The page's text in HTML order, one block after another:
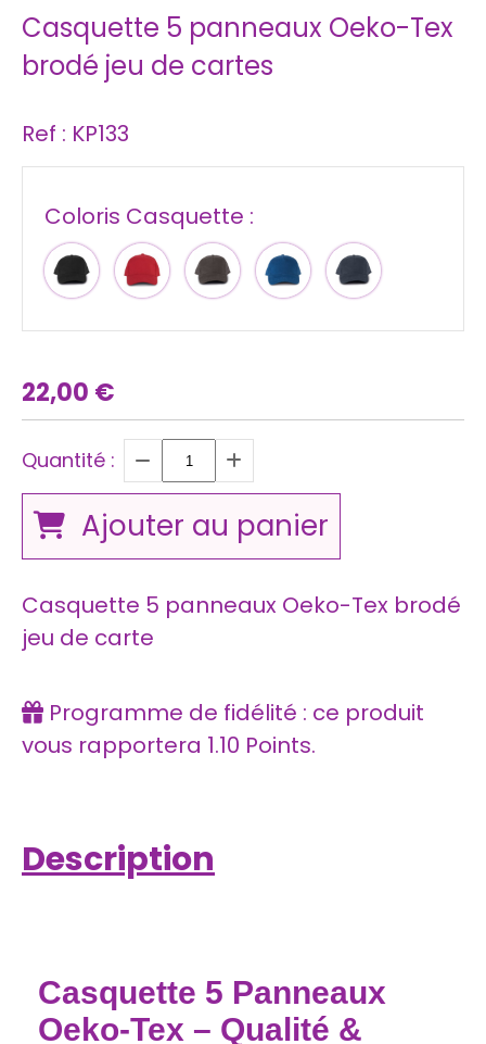
Casquette 5 panneaux Oeko-Tex
brodé jeu de cartes
Ref : KP133
Coloris Casquette :
22,00 €
Quantité :
Ajouter au panier
Casquette 5 panneaux Oeko-Tex brodé
jeu de carte
Programme de fidélité : ce produit
vous rapportera 1.10 Points.
Description
Casquette 5 Panneaux
Oeko-Tex – Qualité &